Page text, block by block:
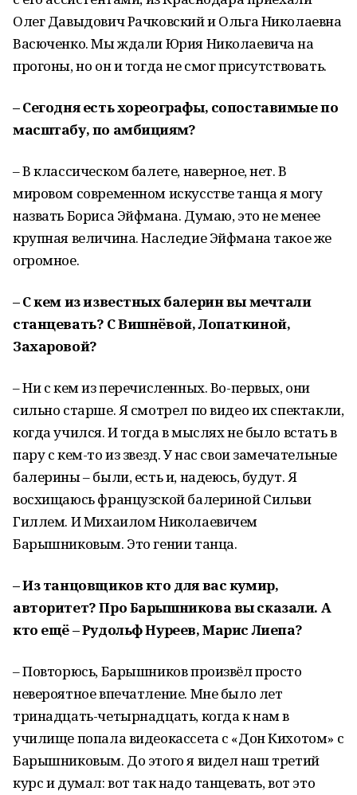
Олег Давыдович Рачковский и Ольга Николаевна
Васюченко. Мы ждали Юрия Николаевича на
прогоны, но он и тогда не смог присутствовать.
– Сегодня есть хореографы, сопоставимые по
масштабу, по амбициям?
– В классическом балете, наверное, нет. В
мировом современном искусстве танца я могу
назвать Бориса Эйфмана. Думаю, это не менее
крупная величина. Наследие Эйфмана такое же
огромное.
– С кем из известных балерин вы мечтали
станцевать? С Вишнёвой, Лопаткиной,
Захаровой?
– Ни с кем из перечисленных. Во-первых, они
сильно старше. Я смотрел по видео их спектакли,
когда учился. И тогда в мыслях не было встать в
пару с кем-то из звезд. У нас свои замечательные
балерины – были, есть и, надеюсь, будут. Я
восхищаюсь французской балериной Сильви
Гиллем. И Михаилом Николаевичем
Барышниковым. Это гении танца.
– Из танцовщиков кто для вас кумир,
авторитет? Про Барышникова вы сказали. А
кто ещё – Рудольф Нуреев, Марис Лиепа?
– Повторюсь, Барышников произвёл просто
невероятное впечатление. Мне было лет
тринадцать-четырнадцать, когда к нам в
училище попала видеокассета с «Дон Кихотом» с
Барышниковым. До этого я видел наш третий
курс и думал: вот так надо танцевать, вот это